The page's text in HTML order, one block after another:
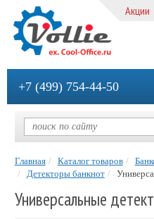
Акции
+7 (499) 754-44-50
Главная Каталог товаров
Детекторы банкнот
Универсальные